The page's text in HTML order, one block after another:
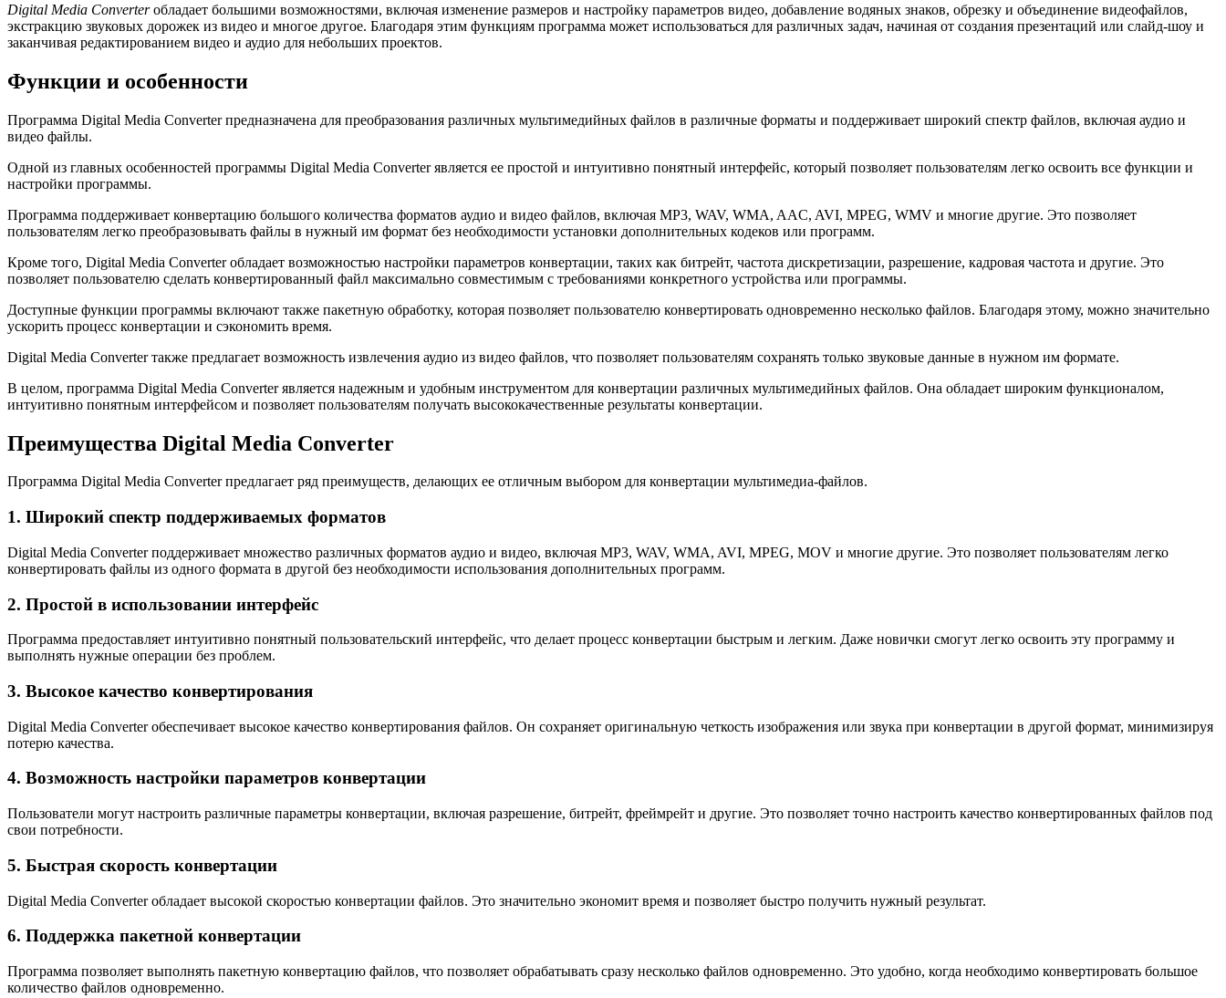
Digital Media Converterобладает большими возможностями, включая изменение размеров и настройку параметров видео, добавление водяных знаков, обрезку и объединение видеофайлов,
экстракцию звуковых дорожек из видео и многое другое. Благодаря этим функциям программа может использоваться для различных задач, начиная от создания презентаций или слайд-шоу и
заканчивая редактированием видео и аудио для небольших проектов.
Функции и особенности
Программа Digital Media Converter предназначена для преобразования различных мультимедийных файлов в различные форматы и поддерживает широкий спектр файлов, включая аудио и
видео файлы.
Одной из главных особенностей программы Digital Media Converter является ее простой и интуитивно понятный интерфейс, который позволяет пользователям легко освоить все функции и
настройки программы.
Программа поддерживает конвертацию большого количества форматов аудио и видео файлов, включая MP3, WAV, WMA, AAC, AVI, MPEG, WMV и многие другие. Это позволяет
пользователям легко преобразовывать файлы в нужный им формат без необходимости установки дополнительных кодеков или программ.
Кроме того, Digital Media Converter обладает возможностью настройки параметров конвертации, таких как битрейт, частота дискретизации, разрешение, кадровая частота и другие. Это
позволяет пользователю сделать конвертированный файл максимально совместимым с требованиями конкретного устройства или программы.
Доступные функции программы включают также пакетную обработку, которая позволяет пользователю конвертировать одновременно несколько файлов. Благодаря этому, можно значительно
ускорить процесс конвертации и сэкономить время.
Digital Media Converter также предлагает возможность извлечения аудио из видео файлов, что позволяет пользователям сохранять только звуковые данные в нужном им формате.
В целом, программа Digital Media Converter является надежным и удобным инструментом для конвертации различных мультимедийных файлов. Она обладает широким функционалом,
интуитивно понятным интерфейсом и позволяет пользователям получать высококачественные результаты конвертации.
Преимущества Digital Media Converter
Программа Digital Media Converter предлагает ряд преимуществ, делающих ее отличным выбором для конвертации мультимедиа-файлов.
1. Широкий спектр поддерживаемых форматов
Digital Media Converter поддерживает множество различных форматов аудио и видео, включая MP3, WAV, WMA, AVI, MPEG, MOV и многие другие. Это позволяет пользователям легко
конвертировать файлы из одного формата в другой без необходимости использования дополнительных программ.
2. Простой в использовании интерфейс
Программа предоставляет интуитивно понятный пользовательский интерфейс, что делает процесс конвертации быстрым и легким. Даже новички смогут легко освоить эту программу и
выполнять нужные операции без проблем.
3. Высокое качество конвертирования
Digital Media Converter обеспечивает высокое качество конвертирования файлов. Он сохраняет оригинальную четкость изображения или звука при конвертации в другой формат, минимизируя
потерю качества.
4. Возможность настройки параметров конвертации
Пользователи могут настроить различные параметры конвертации, включая разрешение, битрейт, фреймрейт и другие. Это позволяет точно настроить качество конвертированных файлов под
свои потребности.
5. Быстрая скорость конвертации
Digital Media Converter обладает высокой скоростью конвертации файлов. Это значительно экономит время и позволяет быстро получить нужный результат.
6. Поддержка пакетной конвертации
Программа позволяет выполнять пакетную конвертацию файлов, что позволяет обрабатывать сразу несколько файлов одновременно. Это удобно, когда необходимо конвертировать большое
количество файлов одновременно.